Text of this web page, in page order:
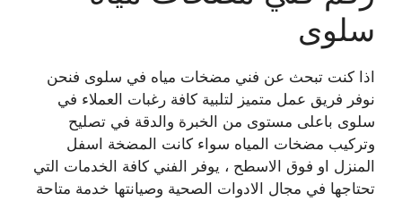
سلوى
اذا كنت تبحث عن فني مضخات مياه في سلوى فنحن
نوفر فريق عمل متميز لتلبية كافة رغبات العملاء في
سلوى باعلى مستوى من الخبرة والدقة في تصليح
وتركيب مضخات المياه سواء كانت المضخة اسفل
المنزل او فوق الاسطح ، يوفر الفني كافة الخدمات التي
تحتاجها في مجال الادوات الصحية وصيانتها خدمة متاحة